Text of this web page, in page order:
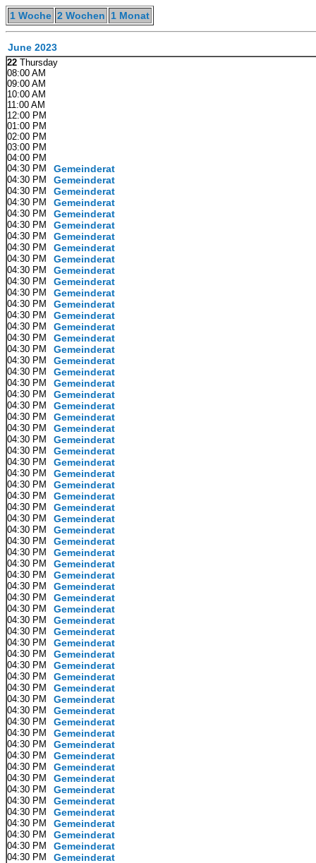
1 Woche 2 Wochen 1 Monat
June 2023
22 Thursday
08:00 AM
09:00 AM
10:00 AM
11:00 AM
12:00 PM
01:00 PM
02:00 PM
03:00 PM
04:00 PM
04:30 PM
Gemeinderat
04:30 PM Gemeinderat
04:30 PM Gemeinderat
04:30 PM Gemeinderat
04:30 PM Gemeinderat
04:30 PM Gemeinderat
04:30 PM Gemeinderat
04:30 PM Gemeinderat
04:30 PM Gemeinderat
04:30 PM Gemeinderat
04:30 PM Gemeinderat
04:30 PM Gemeinderat
04:30 PM Gemeinderat
04:30 PM Gemeinderat
04:30 PM Gemeinderat
04:30 PM Gemeinderat
04:30 PM Gemeinderat
04:30 PM Gemeinderat
04:30 PM Gemeinderat
04:30 PM Gemeinderat
04:30 PM Gemeinderat
04:30 PM Gemeinderat
04:30 PM Gemeinderat
04:30 PM Gemeinderat
04:30 PM Gemeinderat
04:30 PM Gemeinderat
04:30 PM Gemeinderat
04:30 PM Gemeinderat
04:30 PM Gemeinderat
04:30 PM Gemeinderat
04:30 PM Gemeinderat
04:30 PM Gemeinderat
04:30 PM Gemeinderat
04:30 PM Gemeinderat
04:30 PM Gemeinderat
04:30 PM Gemeinderat
04:30 PM Gemeinderat
04:30 PM Gemeinderat
04:30 PM Gemeinderat
04:30 PM Gemeinderat
04:30 PM Gemeinderat
04:30 PM Gemeinderat
04:30 PM Gemeinderat
04:30 PM Gemeinderat
04:30 PM Gemeinderat
04:30 PM Gemeinderat
04:30 PM Gemeinderat
04:30 PM Gemeinderat
04:30 PM Gemeinderat
04:30 PM Gemeinderat
04:30 PM Gemeinderat
04:30 PM Gemeinderat
04:30 PM Gemeinderat
04:30 PM Gemeinderat
04:30 PM Gemeinderat
04:30 PM Gemeinderat
04:30 PM Gemeinderat
04:30 PM Gemeinderat
04:30 PM Gemeinderat
04:30 PM Gemeinderat
04:30 PM Gemeinderat
04:30 PM Gemeinderat